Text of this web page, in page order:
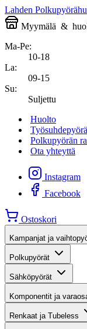
Lahden
Myymälä &
Ma-Pe:
10-18
La:
09-15
Su:
Suljettu
Huolto
Työsuhdepyörä
Polkupyörän
Ota yhteyttä
Instagram
Facebook
Ostoskori
Kampanjat ja
Polkupyörät
Sähköpyörät
Komponentit ja
Renkaat ja Tubeless